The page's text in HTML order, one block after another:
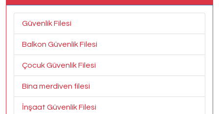
Güvenlik Filesi
Balkon Güvenlik Filesi
Çocuk Güvenlik Filesi
Bina merdiven filesi
İnşaat Güvenlik Filesi